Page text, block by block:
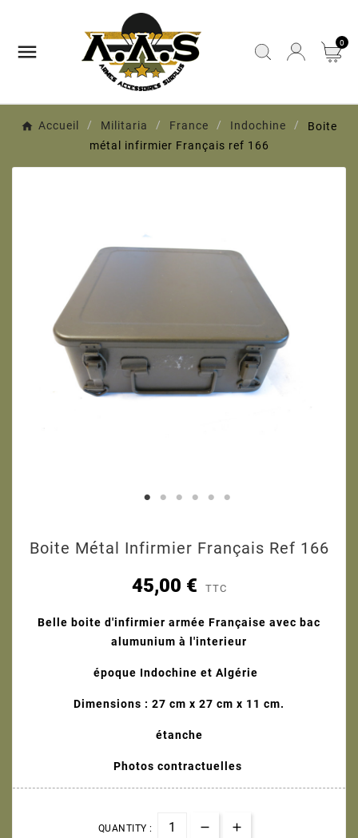
 0
Accueil Militaria France Indochine
Boite
métal infirmier Français ref 166
Boite Métal Infirmier Français Ref 166
45,00 € TTC
Belle boite d'infirmier armée Française avec bac
alumunium à l'interieur
époque Indochine et Algérie
Dimensions : 27 cm x 27 cm x 11 cm.
étanche
Photos contractuelles
QUANTITY :